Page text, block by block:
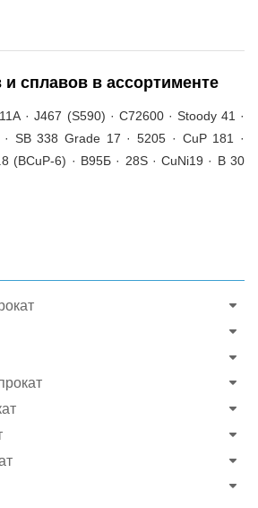
сплавов в ассортименте
· J467 (S590) · C72600 · Stoody 41 ·
· SB 338 Grade 17 · 5205 · CuP 181 ·
(BCuP-6) · В95Б · 28S · CuNi19 · B 30